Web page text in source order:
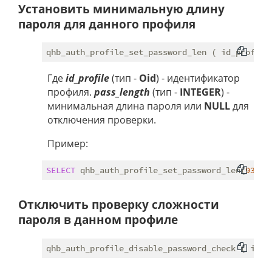
Установить минимальную длину
пароля для данного профиля
Гдеid_profile(тип - Oid) - идентификатор
профиля. pass_length (тип - INTEGER) -
минимальная длина пароля или NULLдля
отключения проверки.
Пример:
SELECT qhb_auth_profile_set_password_len(9352
Отключить проверку сложности
пароля в данном профиле